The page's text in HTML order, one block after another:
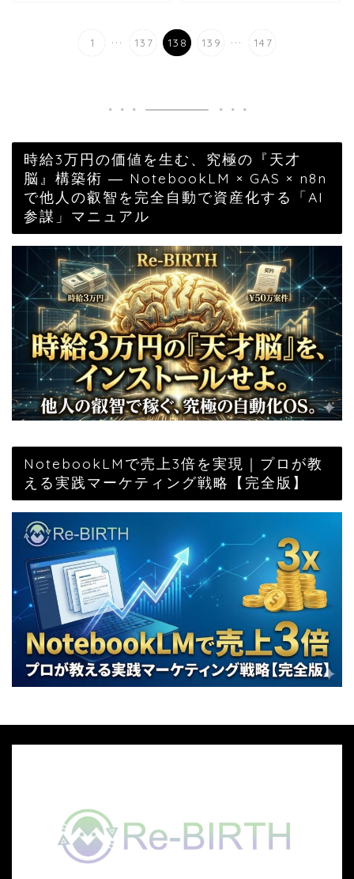
1 ... 137 138 139 ... 147
時給3万円の価値を生む、究極の『天才
脳』構築術 ― NotebookLM × GAS × n8n
で他人の叡智を完全自動で資産化する「AI
参謀」マニュアル
NotebookLMで売上3倍を実現｜プロが教
える実践マーケティング戦略【完全版】